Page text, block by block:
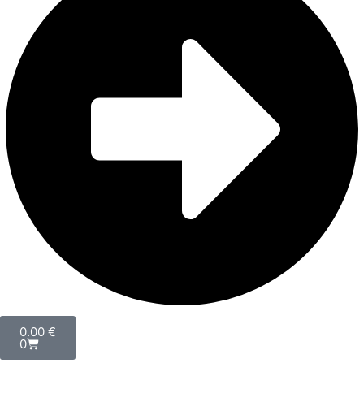
0.00 €
0